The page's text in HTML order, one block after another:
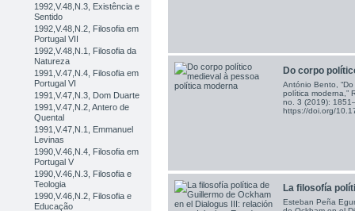
1992,V.48,N.3, Existência e
Sentido
1992,V.48,N.2, Filosofia em
Portugal VII
1992,V.48,N.1, Filosofia da
Natureza
1991,V.47,N.4, Filosofia em
Portugal VI
1991,V.47,N.3, Dom Duarte
1991,V.47,N.2, Antero de
Quental
1991,V.47,N.1, Emmanuel
Levinas
1990,V.46,N.4, Filosofia em
Portugal V
1990,V.46,N.3, Filosofia e
Teologia
1990,V.46,N.2, Filosofia e
Educação
Do corpo
António Bento,
política moderna,”
no. 3 (2019):
https://doi.org/
La filosofía
Esteban Peña